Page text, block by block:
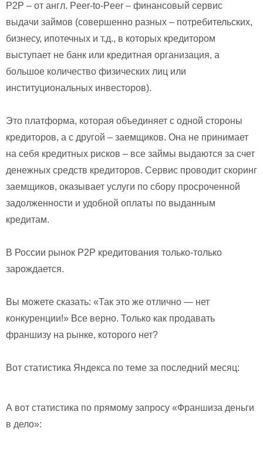
P2P – от англ. Peer-to-Peer – финансовый сервис
выдачи займов (совершенно разных – потребительских,
бизнесу, ипотечных и т.д., в которых кредитором
выступает не банк или кредитная организация, а
большое количество физических лиц или
институциональных инвесторов).
Это платформа, которая объединяет с одной стороны
кредиторов, а с другой – заемщиков. Она не принимает
на себя кредитных рисков – все займы выдаются за счет
денежных средств кредиторов. Сервис проводит скоринг
заемщиков, оказывает услуги по сбору просроченной
задолженности и удобной оплаты по выданным
кредитам.
В России рынок P2P кредитования только-только
зарождается.
Вы можете сказать: «Так это же отлично — нет
конкуренции!» Все верно. Только как продавать
франшизу на рынке, которого нет?
Вот статистика Яндекса по теме за последний месяц:
А вот статистика по прямому запросу «Франшиза деньги
в дело»: